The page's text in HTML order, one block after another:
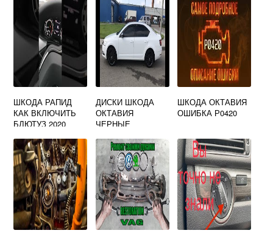
ШКОДА РАПИД
КАК ВКЛЮЧИТЬ
БЛЮТУЗ 2020
ДИСКИ ШКОДА
ОКТАВИЯ
ЧЕРНЫЕ
ШКОДА ОКТАВИЯ
ОШИБКА Р0420